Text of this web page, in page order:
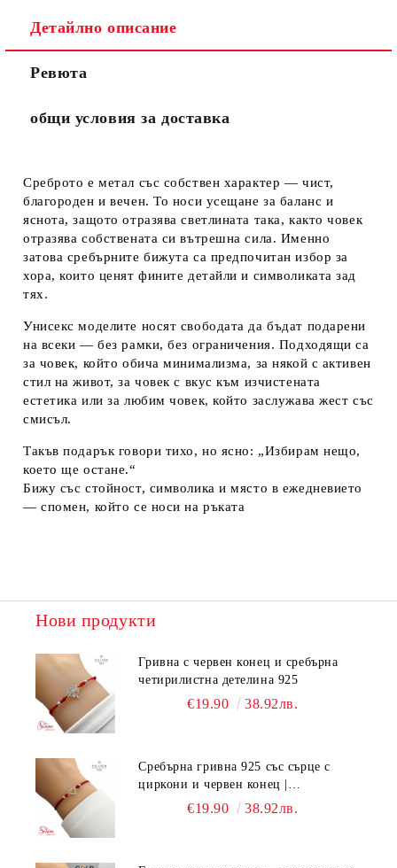
Детайлно описание
Ревюта
общи условия за доставка
Среброто е метал със собствен характер — чист,
благороден и вечен. То носи усещане за баланс и
яснота, защото отразява светлината така, както човек
отразява собствената си вътрешна сила. Именно
затова сребърните бижута са предпочитан избор за
хора, които ценят фините детайли и символиката зад
тях.
Унисекс моделите носят свободата да бъдат подарени
на всеки — без рамки, без ограничения. Подходящи са
за човек, който обича минимализма, за някой с активен
стил на живот, за човек с вкус към изчистената
естетика или за любим човек, който заслужава жест със
смисъл.
Такъв подарък говори тихо, но ясно: „Избирам нещо,
което ще остане.“
Бижу със стойност, символика и място в ежедневието
— спомен, който се носи на ръката
Нови продукти
Гривна с червен конец и сребърна
четирилистна детелина 925
€19.90 38.92лв.
Сребърна гривна 925 със сърце с
циркони и червен конец |
Регулируема ръчно изработена
€19.90 38.92лв.